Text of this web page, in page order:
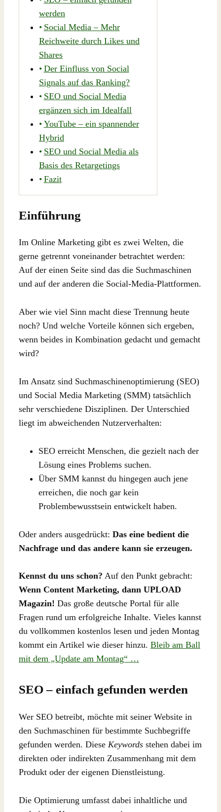
werden
Social Media – Mehr
Reichweite durch Likes und
Shares
Der Einfluss von Social
Signals auf das Ranking?
SEO und Social Media
ergänzen sich im Idealfall
YouTube – ein spannender
Hybrid
SEO und Social Media als
Basis des Retargetings
Fazit
Einführung
Im Online Marketing gibt es zwei Welten, die
gerne getrennt voneinander betrachtet werden:
Auf der einen Seite sind das die Suchmaschinen
und auf der anderen die Social-Media-Plattformen.
Aber wie viel Sinn macht diese Trennung heute
noch? Und welche Vorteile können sich ergeben,
wenn beides in Kombination gedacht und gemacht
wird?
Im Ansatz sind Suchmaschinenoptimierung (SEO)
und Social Media Marketing (SMM) tatsächlich
sehr verschiedene Disziplinen. Der Unterschied
liegt im abweichenden Nutzerverhalten:
SEO erreicht Menschen, die gezielt nach der
Lösung eines Problems suchen.
Über SMM kannst du hingegen auch jene
erreichen, die noch gar kein
Problembewusstsein entwickelt haben.
Oder anders ausgedrückt: Das eine bedient die
Nachfrage und das andere kann sie erzeugen.
Kennst du uns schon? Auf den Punkt gebracht:
Wenn Content Marketing, dann UPLOAD
Magazin! Das große deutsche Portal für alle
Fragen rund um erfolgreiche Inhalte. Vieles kannst
du vollkommen kostenlos lesen und jeden Montag
kommt ein Artikel wie dieser hinzu. Bleib am Ball
mit dem „Update am Montag“ …
SEO – einfach gefunden werden
Wer SEO betreibt, möchte mit seiner Website in
den Suchmaschinen für bestimmte Suchbegriffe
gefunden werden. Diese Keywords stehen dabei im
direkten oder indirekten Zusammenhang mit dem
Produkt oder der eigenen Dienstleistung.
Die Optimierung umfasst dabei inhaltliche und